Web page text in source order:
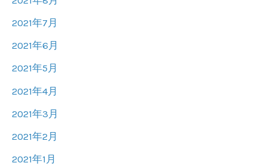
2021年7月
2021年6月
2021年5月
2021年4月
2021年3月
2021年2月
2021年1月